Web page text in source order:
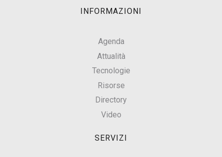
INFORMAZIONI
Agenda
Attualità
Tecnologie
Risorse
Directory
Video
SERVIZI